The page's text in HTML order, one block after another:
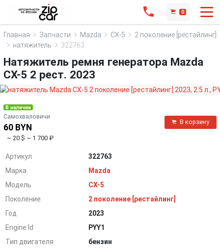
0
Главная Запчасти Mazda CX-5
2 поколение [рестайлинг]
натяжитель
322763
Натяжитель ремня генератора Mazda
CX-5 2 рест. 2023
В наличии
Самохваловичи
60 BYN
~ 20 $ ~ 1 700 ₽
В корзину
Артикул
322763
Марка
Mazda
Модель
CX-5
Поколение
2 поколение [рестайлинг]
Год
2023
Engine Id
PYY1
Тип двигателя
бензин